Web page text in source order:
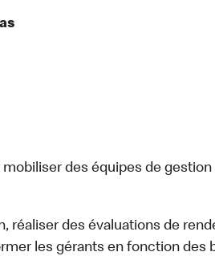
des équipes de gestion
des évaluations de
les gérants en fonction des